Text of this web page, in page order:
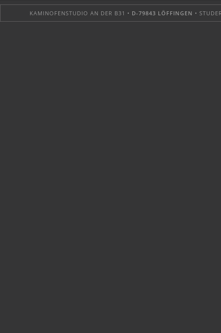
KAMINOFENSTUDIO AN DER B31 • D-79843 LÖFFINGEN •